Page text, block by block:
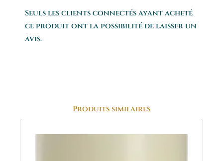
Seuls les clients connectés ayant acheté
ce produit ont la possibilité de laisser un
avis.
Produits similaires